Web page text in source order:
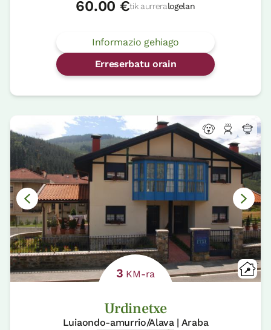
60.00 €tik aurreralogelan
Informazio gehiago
Erreserbatu orain
3 KM-ra
Urdinetxe
Luiaondo-amurrio/Alava | Araba